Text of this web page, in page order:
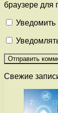
браузере для
Уведомить
Свежие